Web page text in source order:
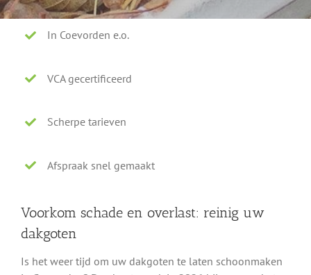
In Coevorden e.o.
VCA gecertificeerd
Scherpe tarieven
Afspraak snel gemaakt
Voorkom schade en overlast: reinig uw
dakgoten
Is het weer tijd om uw dakgoten te laten schoonmaken